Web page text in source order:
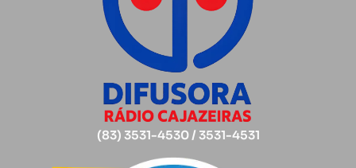
(83) 3531-4530 / 3531-4531